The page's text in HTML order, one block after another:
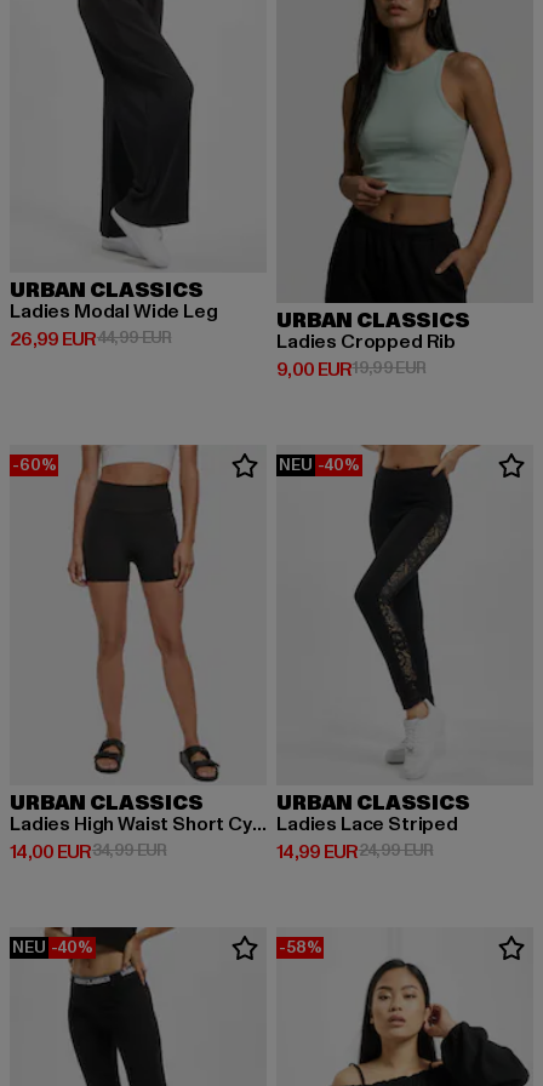
URBAN CLASSICS
Ladies Modal Wide Leg
26,99 EUR
Derzeitiger Preis: 26,99 EUR
44,99 EURAktionspreis: 44,99 EUR
URBAN CLASSICS
Ladies Cropped Rib
9,00 EUR
Derzeitiger Preis: 9,00 EUR
19,99 EURAktionspreis:
-60%
URBAN CLASSICS
Ladies High Waist Short Cycle Hot Pants
14,00 EUR
Derzeitiger Preis: 14,00 EUR
34,99 EURAktionspreis: 34,99 EUR
NEU -40%
URBAN CLASSICS
Ladies Lace Striped
14,99 EUR
Derzeitiger Preis: 14,99 EUR
24,99 EURAktionspreis:
NEU -40% -58%